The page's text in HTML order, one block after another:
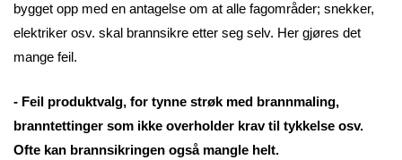
bygget opp med en antagelse om at alle fagområder; snekker,
elektriker osv. skal brannsikre etter seg selv. Her gjøres det
mange feil.
- Feil produktvalg, for tynne strøk med brannmaling,
branntettinger som ikke overholder krav til tykkelse osv.
Ofte kan brannsikringen også mangle helt.